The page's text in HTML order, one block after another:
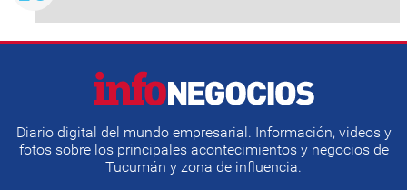
Diario digital del mundo empresarial. Información, videos y
fotos sobre los principales acontecimientos y negocios de
Tucumán y zona de influencia.